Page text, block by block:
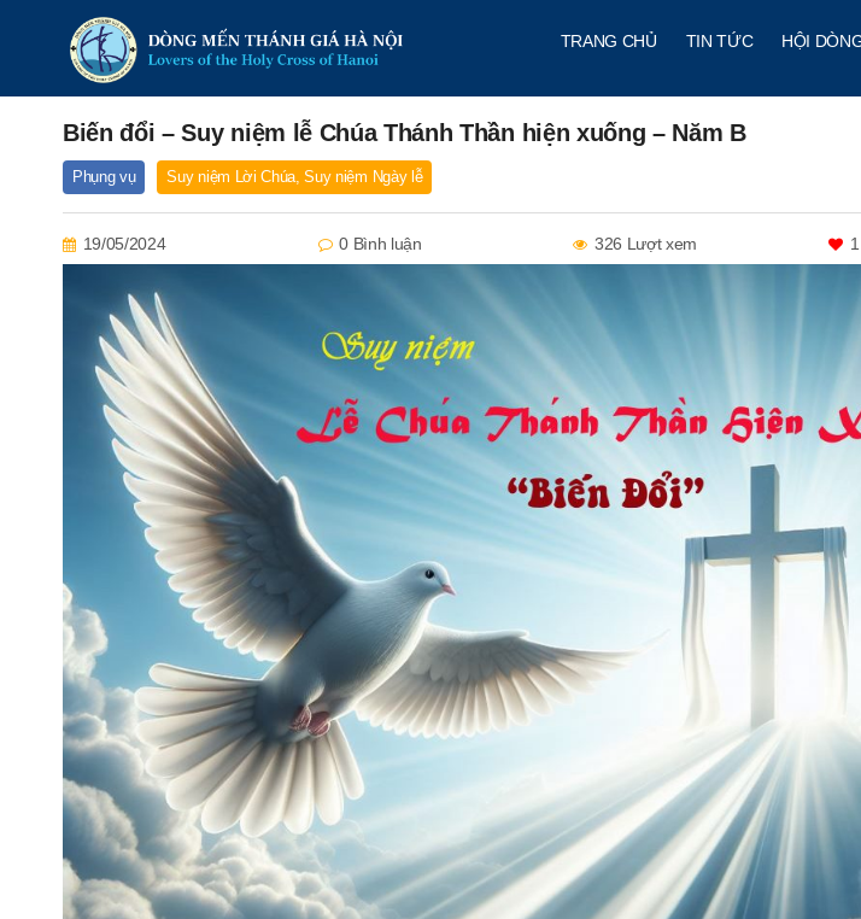
TRANG CHỦ TIN TỨC HỘI
Biến đổi – Suy niệm lễ Chúa Thánh Thần hiện xuống – Năm B
Phụng vụ Suy niệm Lời Chúa,Suy niệm Ngày lễ
19/05/2024 0 Bình luận 326 Lượt xem 1